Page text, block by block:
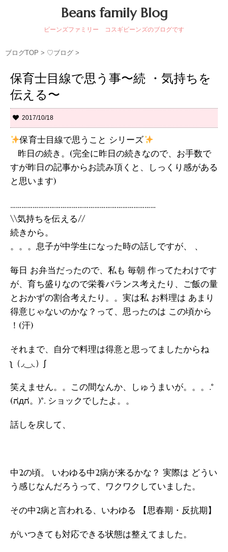
Beans family Blog
ビーンズファミリー コスギビーンズのブログです
ブログTOP > ♡ブログ >
保育士目線で思う事〜続 ・気持ちを
伝える〜
2017/10/18
保育士目線で思うこと シリーズ
昨日の続き。(完全に昨日の続きなので、お手数で
すが昨日の記事からお読み頂くと、しっくり感がある
と思います)
……………………………………………………………………
\\気持ちを伝える//
続きから。
。。。息子が中学生になった時の話しですが、 、
毎日 お弁当だったので、私も 毎朝 作ってたわけです
が、育ち盛りなので栄養バランス考えたり、ご飯の量
とおかずの割合考えたり。。実は私 お料理は あまり
得意じゃないのかな？って、思ったのは この頃から
！(汗)
それまで、自分で料理は得意と思ってましたからね
ʅ（◞‿◟）ʃ
笑えません。。この間なんか、しゅうまいが。。。.°
(ಗдಗ。)°. ショックでしたよ。。
話しを戻して、
中2の頃。 いわゆる中2病が来るかな？ 実際は どうい
う感じなんだろうって、ワクワクしていました。
その中2病と言われる、いわゆる 【思春期・反抗期】
がいつきても対応できる状態は整えてました。